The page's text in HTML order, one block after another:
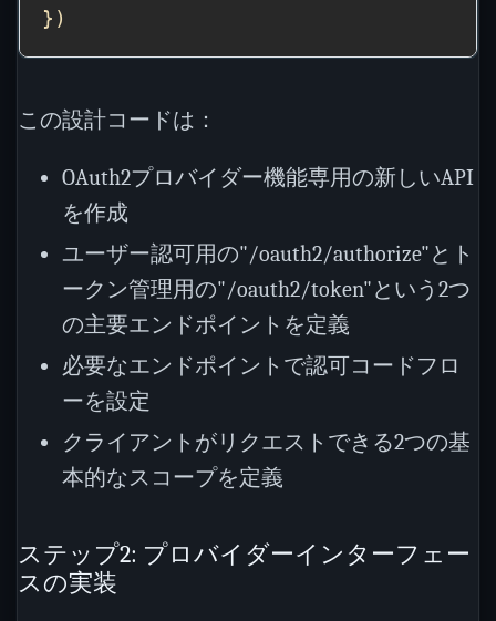
この設計コードは：
OAuth2プロバイダー機能専用の新しいAPI
を作成
ユーザー認可用の"/oauth2/authorize"とト
ークン管理用の"/oauth2/token"という2つ
の主要エンドポイントを定義
必要なエンドポイントで認可コードフロ
ーを設定
クライアントがリクエストできる2つの基
本的なスコープを定義
ステップ2: プロバイダーインターフェー
スの実装